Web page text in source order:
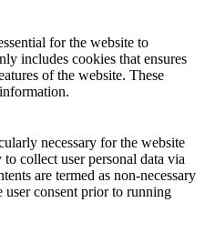
for the website to
includes cookies that ensures
of the website. These
necessary for the website
collect user personal data via
are termed as non-necessary
consent prior to running